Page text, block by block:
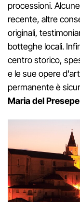
processioni.
recente, altre
originali,
botteghe locali.
centro storico,
e le sue opere
permanente è
Maria del Presepe